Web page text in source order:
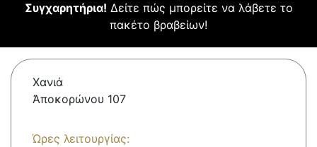
Συγχαρητήρια! Δείτε πώς μπορείτε να λάβετε το
πακέτο βραβείων!
Χανιά
Ἀποκορώνου 107
Ώρες λειτουργίας: